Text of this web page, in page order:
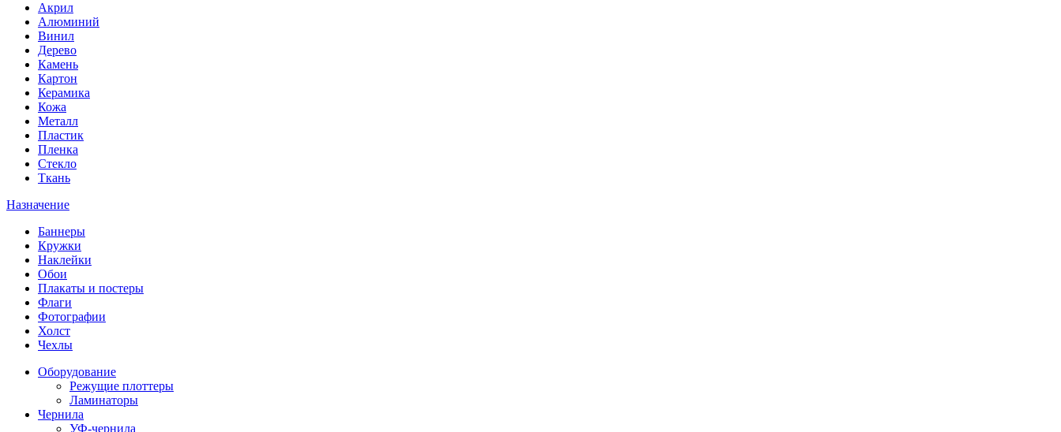
Акрил
Алюминий
Винил
Дерево
Камень
Картон
Керамика
Кожа
Металл
Пластик
Пленка
Стекло
Ткань
Назначение
Баннеры
Кружки
Наклейки
Обои
Плакаты и постеры
Флаги
Фотографии
Холст
Чехлы
Оборудование
Режущие плоттеры
Ламинаторы
Чернила
УФ-чернила